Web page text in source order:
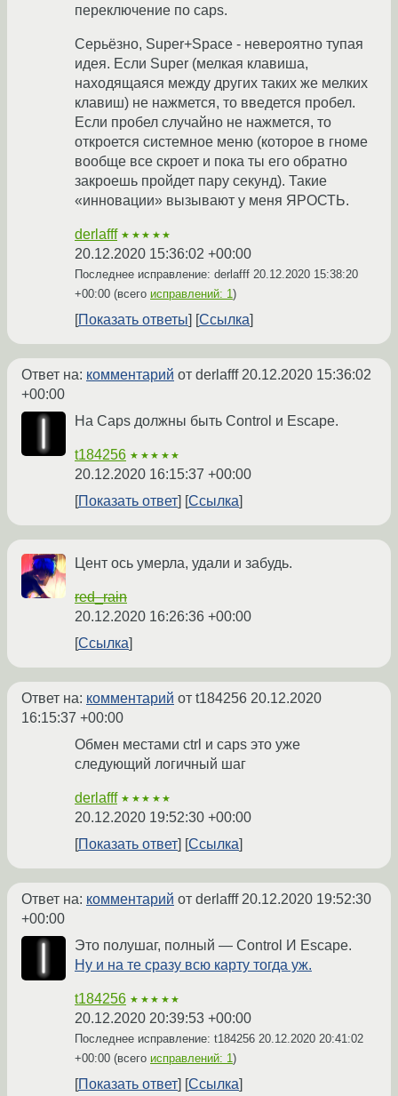
переключение по caps.
Серьёзно, Super+Space - невероятно тупая
идея. Если Super (мелкая клавиша,
находящаяся между других таких же мелких
клавиш) не нажмется, то введется пробел.
Если пробел случайно не нажмется, то
откроется системное меню (которое в гноме
вообще все скроет и пока ты его обратно
закроешь пройдет пару секунд). Такие
«инновации» вызывают у меня ЯРОСТЬ.
derlafff ★★★★★
20.12.2020 15:36:02 +00:00
Последнее исправление: derlafff 20.12.2020 15:38:20
+00:00 (всего исправлений: 1)
Показать ответы Ссылка
Ответ на: комментарий от derlafff20.12.2020 15:36:02
+00:00
На Caps должны быть Control и Escape.
t184256 ★★★★★
20.12.2020 16:15:37 +00:00
Показать ответ
Ссылка
Цент ось умерла, удали и забудь.
red_rain
20.12.2020 16:26:36 +00:00
Ссылка
Ответ на: комментарий от t184256 20.12.2020
16:15:37 +00:00
Обмен местами ctrl и caps это уже
следующий логичный шаг
derlafff ★★★★★
20.12.2020 19:52:30 +00:00
Показать ответ
Ссылка
Ответ на: комментарий от derlafff20.12.2020 19:52:30
+00:00
Это полушаг, полный — Control И Escape.
Ну и на те сразу всю карту тогда уж.
t184256 ★★★★★
20.12.2020 20:39:53 +00:00
Последнее исправление: t184256 20.12.2020 20:41:02
+00:00 (всего исправлений: 1)
Показать ответ Ссылка